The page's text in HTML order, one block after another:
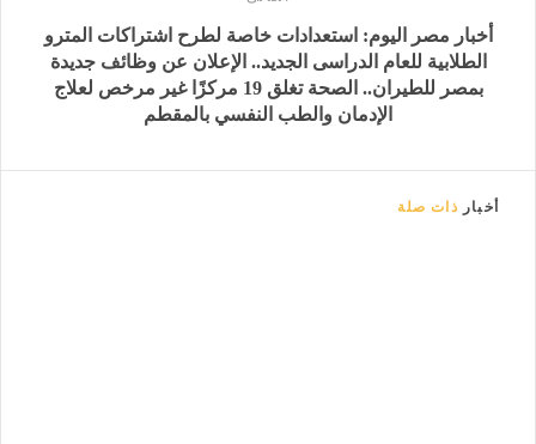
أخبار مصر اليوم: استعدادات خاصة لطرح اشتراكات المترو
الطلابية للعام الدراسى الجديد.. الإعلان عن وظائف جديدة
بمصر للطيران.. الصحة تغلق 19 مركزًا غير مرخص لعلاج
الإدمان والطب النفسي بالمقطم
أخبار ذات صلة